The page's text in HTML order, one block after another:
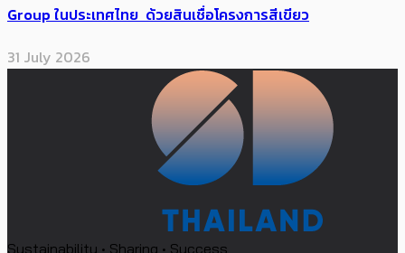
Group ในประเทศไทย ด้วยสินเชื่อโครงการสีเขียว
31 July 2026
Sustainability • Sharing • Success